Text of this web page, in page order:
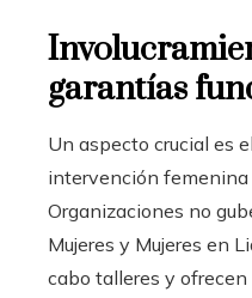
garantías
Un aspecto crucial es
intervención femenina
Organizaciones no
Mujeres y Mujeres en
cabo talleres y